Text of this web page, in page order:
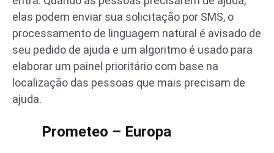
elas podem enviar sua solicitação por SMS, o
processamento de linguagem natural é avisado de
seu pedido de ajuda e um algoritmo é usado para
elaborar um painel prioritário com base na
localização das pessoas que mais precisam de
ajuda.
Prometeo – Europa